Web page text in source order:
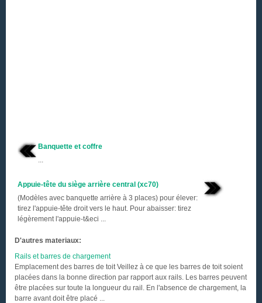
Banquette et coffre
...
Appuie-tête du siège arrière central (xc70)
(Modèles avec banquette arrière à 3 places) pour élever:
tirez l'appuie-tête droit vers le haut. Pour abaisser: tirez
légèrement l'appuie-t&eci ...
D'autres materiaux:
Rails et barres de chargement
Emplacement des barres de toit Veillez à ce que les barres de toit soient
placées dans la bonne direction par rapport aux rails. Les barres peuvent
être placées sur toute la longueur du rail. En l'absence de chargement, la
barre avant doit être placé ...